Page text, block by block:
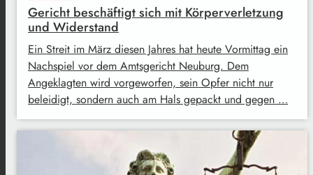
Gericht beschäftigt sich mit Körperverletzung
und Widerstand
Ein Streit im März diesen Jahres hat heute Vormittag ein
Nachspiel vor dem Amtsgericht Neuburg. Dem
Angeklagten wird vorgeworfen, sein Opfer nicht nur
beleidigt, sondern auch am Hals gepackt und gegen …